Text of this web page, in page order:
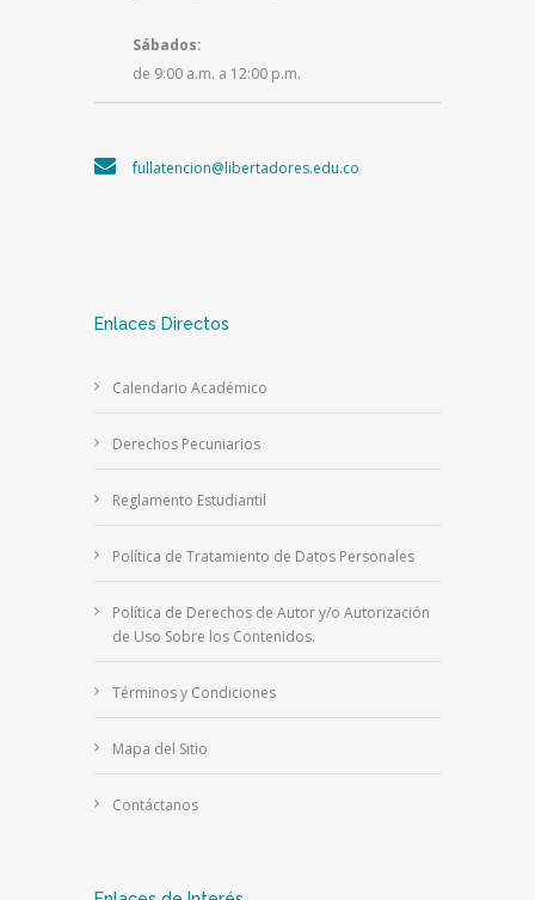
Sábados:
de 9:00 a.m. a 12:00 p.m.
fullatencion@libertadores.edu.co
Enlaces Directos
Calendario Académico
Derechos Pecuniarios
Reglamento Estudiantil
Política de Tratamiento de Datos Personales
Política de Derechos de Autor y/o Autorización
de Uso Sobre los Contenidos.
Términos y Condiciones
Mapa del Sitio
Contáctanos